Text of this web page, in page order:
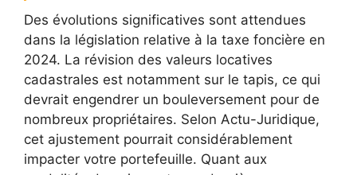
Des évolutions significatives sont attendues
dans la législation relative à la taxe foncière en
2024. La révision des valeurs locatives
cadastrales est notamment sur le tapis, ce qui
devrait engendrer un bouleversement pour de
nombreux propriétaires. Selon Actu-Juridique,
cet ajustement pourrait considérablement
impacter votre portefeuille. Quant aux